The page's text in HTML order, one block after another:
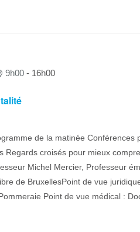
9h00- 16h00
de la matinée Conférences
Regards croisés pour mieux
Michel Mercier, Professeur
de BruxellesPoint de vue
Point de vue médical :